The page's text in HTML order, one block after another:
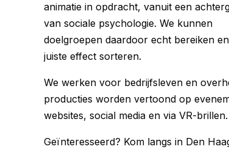
animatie in opdracht, vanuit een
van sociale psychologie. We kunnen
doelgroepen daardoor echt bereiken
juiste effect sorteren.
We werken voor bedrijfsleven en
producties worden vertoond op
websites, social media en via VR-brillen.
Geïnteresseerd? Kom langs in Den